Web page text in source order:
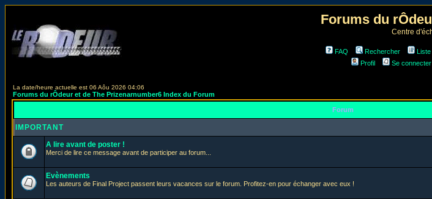
Forums du
Centre
FAQ Rechercher Liste
Profil
Se
La date/heure actuelle est 06 Aôu 2026 04:06
Forums du rÔdeur et de The Prizenarnumber6 Index du Forum
Forum
IMPORTANT
A lire avant de poster !
Merci de lire ce message avant de participer au forum...
Evènements
Les auteurs de Final Project passent leurs vacances sur le forum. Profitez-en pour échanger avec eux !